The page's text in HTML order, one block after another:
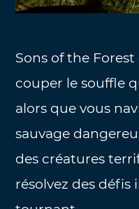
Sons of the
couper le souffle
alors que vous
sauvage
des créatures
résolvez des